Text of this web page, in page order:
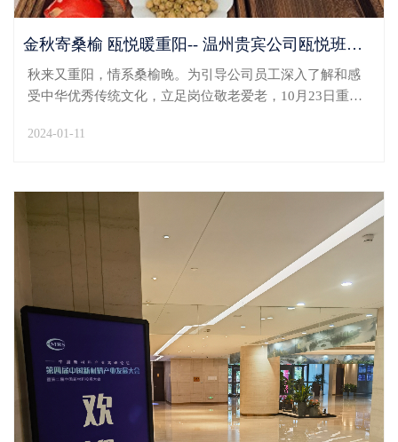
金秋寄桑榆 瓯悦暖重阳-- 温州贵宾公司瓯悦班组开展重阳节主题服务活动
秋来又重阳，情系桑榆晚。为引导公司员工深入了解和感
受中华优秀传统文化，立足岗位敬老爱老，10月23日重阳
瓯悦暖重阳”主题服务活动。活动当天，班组为70周岁及以
2024-01-11